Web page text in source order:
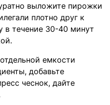
выложите пирожки
плотно друг к
в течение 30-40 минут
емкости
добавьте
чеснок, дайте